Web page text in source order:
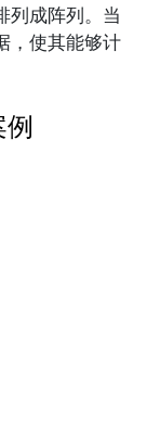
列成阵列。当
，使其能够计